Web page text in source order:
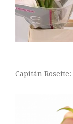
Capitán Rosette: